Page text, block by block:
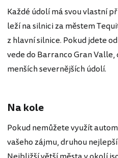
Každé údolí má svou vlastní
leží na silnici za městem
z hlavní silnice. Pokud jdete
vede do Barranco Gran Valle,
menších severnějších údolí.
Na kole
Pokud nemůžete využít
vašeho zájmu, druhou